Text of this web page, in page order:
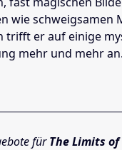
wie
trifft er auf einige
mehr und mehr
fürThe Limits